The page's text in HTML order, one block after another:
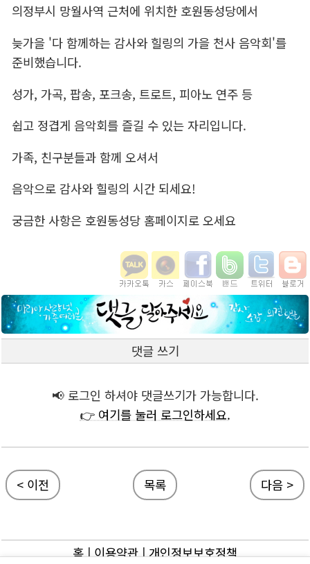
의정부시 망월사역 근처에 위치한 호원동성당에서
늦가을 '다 함께하는 감사와 힐링의 가을 천사 음악회'를
준비했습니다.
성가, 가곡, 팝송, 포크송, 트로트, 피아노 연주 등
쉽고 정겹게 음악회를 즐길 수 있는 자리입니다.
가족, 친구분들과 함께 오셔서
음악으로 감사와 힐링의 시간 되세요!
궁금한 사항은 호원동성당 홈페이지로 오세요
댓글 쓰기
📢 로그인 하셔야 댓글쓰기가 가능합니다.
👉 여기를 눌러 로그인하세요.
< 이전 목록 다음 >
홈|이용약관|개인정보보호정책